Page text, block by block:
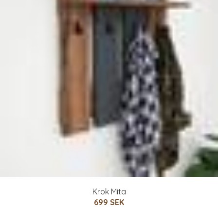
Krok Mita
699 SEK